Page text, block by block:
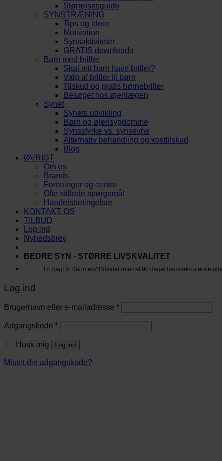
Størrelsesguide
SYNSTRÆNING
Tips og ideer
Motivation
Synsaktiviteter
GRATIS downloads
Barn med briller
Skal mit barn have briller?
Valg af briller til børn
Tilskud og gratis børnebriller
Besøget hos øjenlægen
Synet
Synets udvikling
Børn og øjensygdomme
Synsstyrke vs. synsevne
Alternativ behandling og kosttilskud
Blog
ØVRIGT
Om os
Brands
Foreninger og centre
Ofte stillede spørgsmål
Handelsbetingelser
KONTAKT OS
TILBUD
Log ind
Nyhedsbrev
BEDRE SYN - STØRRE LIVSKVALITET
Fri fragt til Danmark*Udvidet returret 90 dage Danmarks største
Log ind
Brugernavn eller e-mailadresse *
Adgangskode *
Husk mig Log ind
Mistet din adgangskode?